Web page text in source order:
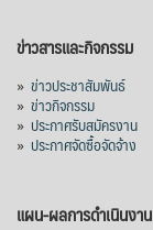
ข่าวสารและกิจกรรม
» ข่าวประชาสัมพันธ์
» ข่าวกิจกรรม
» ประกาศรับสมัครงาน
» ประกาศจัดซื้อจัดจ้าง
แผน-ผลการดำเนินงาน